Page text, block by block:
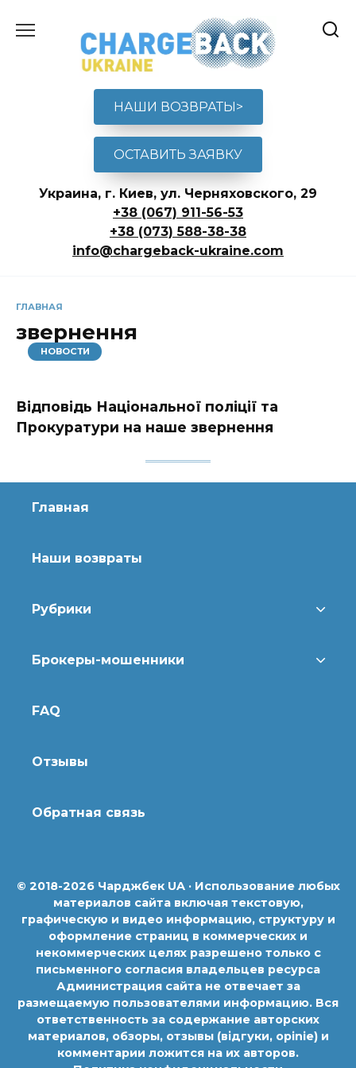
содержанию
НАШИ ВОЗВРАТЫ>
ОСТАВИТЬ ЗАЯВКУ
Украина, г. Киев, ул. Черняховского, 29
+38 (067) 911-56-53
+38 (073) 588-38-38
info@chargeback-ukraine.com
ГЛАВНАЯ
звернення
НОВОСТИ
Відповідь Національної поліції та
Прокуратури на наше звернення
Главная
Наши возвраты
Рубрики
Брокеры-мошенники
FAQ
Отзывы
Обратная связь
© 2018-2026 Чарджбек UA · Использование любых
материалов сайта включая текстовую,
графическую и видео информацию, структуру и
оформление страниц в коммерческих и
некоммерческих целях разрешено только с
письменного согласия владельцев ресурса
Администрация сайта не отвечает за
размещаемую пользователями информацию. Вся
ответственность за содержание авторских
материалов, обзоры, отзывы (відгуки, opinie) и
комментарии ложится на их авторов.